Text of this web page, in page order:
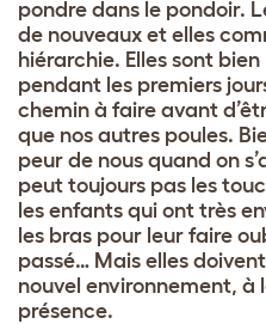
pondre dans le pondoir.
de nouveaux et elles
hiérarchie. Elles sont
pendant les premiers
chemin à faire avant
que nos autres poules.
peur de nous quand on
peut toujours pas les
les enfants qui ont très
les bras pour leur faire
passé… Mais elles
nouvel environnement, à
présence.